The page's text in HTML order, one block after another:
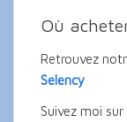
Où
Retrouvez
Selency
Suivez moi sur